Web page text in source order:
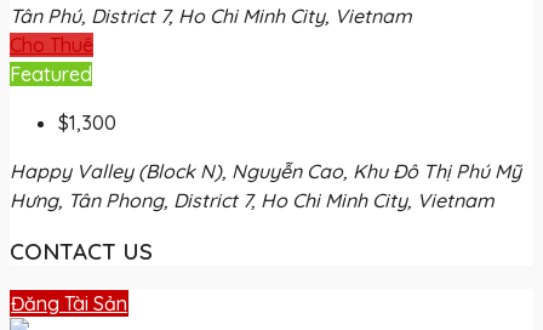
Tân Phú, District 7, Ho Chi Minh City, Vietnam
Cho Thuê
Featured
$1,300
Happy Valley (Block N), Nguyễn Cao, Khu Đô Thị Phú Mỹ
Hưng, Tân Phong, District 7, Ho Chi Minh City, Vietnam
CONTACT US
Đăng Tài Sản